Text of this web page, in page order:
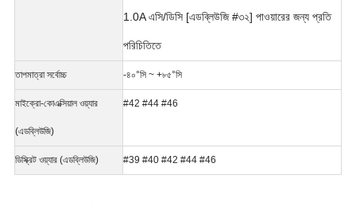
1.0A এসি/ডিসি [এডব্লিউজি #৩২] পাওয়ারের জন্য প্রতি
পরিচিতিতে
তাপমাত্রা সর্বোচ্চ -৪০°সি ~ +৮৫°সি
মাইক্রো-কোএক্সিয়াল ওয়্যার
(এডব্লিউজি)
#42 #44 #46
ডিস্ক্রিট ওয়্যার (এডব্লিউজি) #39 #40 #42 #44 #46